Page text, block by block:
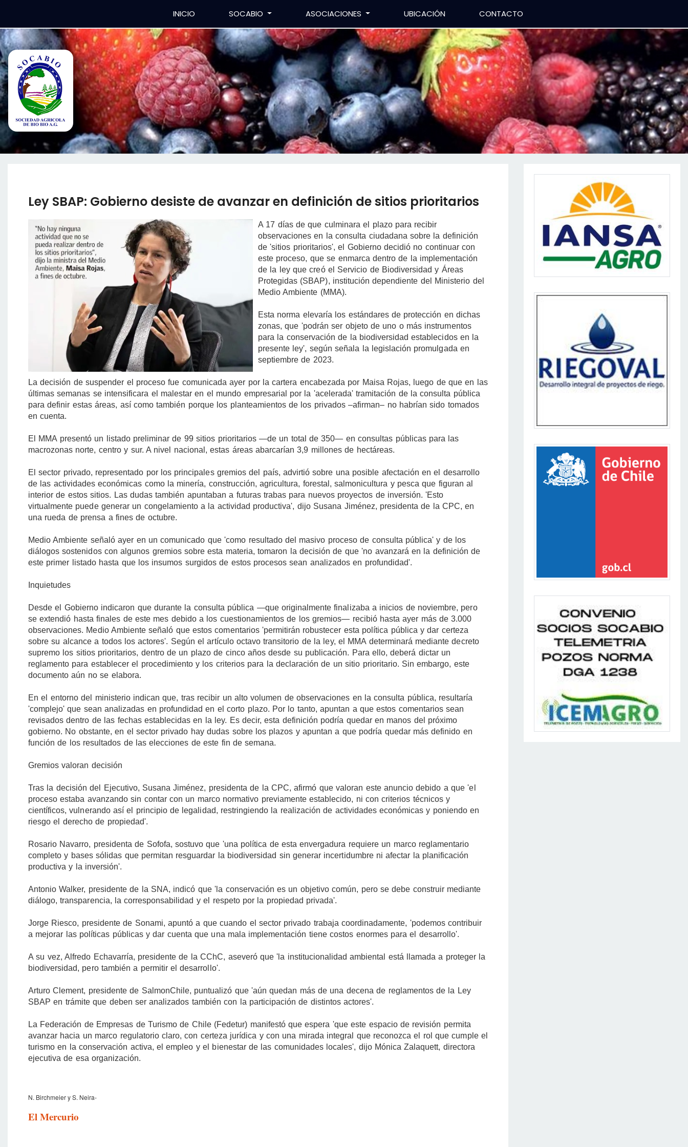
INICIO SOCABIO ASOCIACIONES UBICACIÓN CONTACTO
Ley SBAP: Gobierno desiste de avanzar en definición de sitios prioritarios
A 17 días de que culminara el plazo para recibir
observaciones en la consulta ciudadana sobre la definición
de 'sitios prioritarios', el Gobierno decidió no continuar con
este proceso, que se enmarca dentro de la implementación
de la ley que creó el Servicio de Biodiversidad y Áreas
Protegidas (SBAP), institución dependiente del Ministerio del
Medio Ambiente (MMA).
Esta norma elevaría los estándares de protección en dichas
zonas, que 'podrán ser objeto de uno o más instrumentos
para la conservación de la biodiversidad establecidos en la
presente ley', según señala la legislación promulgada en
septiembre de 2023.
La decisión de suspender el proceso fue comunicada ayer por la cartera encabezada por Maisa Rojas, luego de que en las
últimas semanas se intensificara el malestar en el mundo empresarial por la 'acelerada' tramitación de la consulta pública
para definir estas áreas, así como también porque los planteamientos de los privados –afirman– no habrían sido tomados
en cuenta.
El MMA presentó un listado preliminar de 99 sitios prioritarios —de un total de 350— en consultas públicas para las
macrozonas norte, centro y sur. A nivel nacional, estas áreas abarcarían 3,9 millones de hectáreas.
El sector privado, representado por los principales gremios del país, advirtió sobre una posible afectación en el desarrollo
de las actividades económicas como la minería, construcción, agricultura, forestal, salmonicultura y pesca que figuran al
interior de estos sitios. Las dudas también apuntaban a futuras trabas para nuevos proyectos de inversión. 'Esto
virtualmente puede generar un congelamiento a la actividad productiva', dijo Susana Jiménez, presidenta de la CPC, en
una rueda de prensa a fines de octubre.
Medio Ambiente señaló ayer en un comunicado que 'como resultado del masivo proceso de consulta pública' y de los
diálogos sostenidos con algunos gremios sobre esta materia, tomaron la decisión de que 'no avanzará en la definición de
este primer listado hasta que los insumos surgidos de estos procesos sean analizados en profundidad'.
Inquietudes
Desde el Gobierno indicaron que durante la consulta pública —que originalmente finalizaba a inicios de noviembre, pero
se extendió hasta finales de este mes debido a los cuestionamientos de los gremios— recibió hasta ayer más de 3.000
observaciones. Medio Ambiente señaló que estos comentarios 'permitirán robustecer esta política pública y dar certeza
sobre su alcance a todos los actores'. Según el artículo octavo transitorio de la ley, el MMA determinará mediante decreto
supremo los sitios prioritarios, dentro de un plazo de cinco años desde su publicación. Para ello, deberá dictar un
reglamento para establecer el procedimiento y los criterios para la declaración de un sitio prioritario. Sin embargo, este
documento aún no se elabora.
En el entorno del ministerio indican que, tras recibir un alto volumen de observaciones en la consulta pública, resultaría
'complejo' que sean analizadas en profundidad en el corto plazo. Por lo tanto, apuntan a que estos comentarios sean
revisados dentro de las fechas establecidas en la ley. Es decir, esta definición podría quedar en manos del próximo
gobierno. No obstante, en el sector privado hay dudas sobre los plazos y apuntan a que podría quedar más definido en
función de los resultados de las elecciones de este fin de semana.
Gremios valoran decisión
Tras la decisión del Ejecutivo, Susana Jiménez, presidenta de la CPC, afirmó que valoran este anuncio debido a que 'el
proceso estaba avanzando sin contar con un marco normativo previamente establecido, ni con criterios técnicos y
científicos, vulnerando así el principio de legalidad, restringiendo la realización de actividades económicas y poniendo en
riesgo el derecho de propiedad'.
Rosario Navarro, presidenta de Sofofa, sostuvo que 'una política de esta envergadura requiere un marco reglamentario
completo y bases sólidas que permitan resguardar la biodiversidad sin generar incertidumbre ni afectar la planificación
productiva y la inversión'.
Antonio Walker, presidente de la SNA, indicó que 'la conservación es un objetivo común, pero se debe construir mediante
diálogo, transparencia, la corresponsabilidad y el respeto por la propiedad privada'.
Jorge Riesco, presidente de Sonami, apuntó a que cuando el sector privado trabaja coordinadamente, 'podemos contribuir
a mejorar las políticas públicas y dar cuenta que una mala implementación tiene costos enormes para el desarrollo'.
A su vez, Alfredo Echavarría, presidente de la CChC, aseveró que 'la institucionalidad ambiental está llamada a proteger la
biodiversidad, pero también a permitir el desarrollo'.
Arturo Clement, presidente de SalmonChile, puntualizó que 'aún quedan más de una decena de reglamentos de la Ley
SBAP en trámite que deben ser analizados también con la participación de distintos actores'.
La Federación de Empresas de Turismo de Chile (Fedetur) manifestó que espera 'que este espacio de revisión permita
avanzar hacia un marco regulatorio claro, con certeza jurídica y con una mirada integral que reconozca el rol que cumple el
turismo en la conservación activa, el empleo y el bienestar de las comunidades locales', dijo Mónica Zalaquett, directora
ejecutiva de esa organización.
N. Birchmeier y S. Neira-
El Mercurio